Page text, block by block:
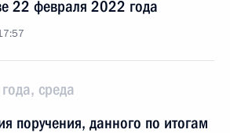
22 февраля 2022 года
среда
поручения, данного по итогам